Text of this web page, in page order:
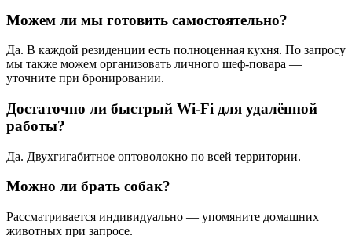
Можем ли мы готовить самостоятельно?
Да. В каждой резиденции есть полноценная кухня. По запросу
мы также можем организовать личного шеф-повара —
уточните при бронировании.
Достаточно ли быстрый Wi-Fi для удалённой
работы?
Да. Двухгигабитное оптоволокно по всей территории.
Можно ли брать собак?
Рассматривается индивидуально — упомяните домашних
животных при запросе.